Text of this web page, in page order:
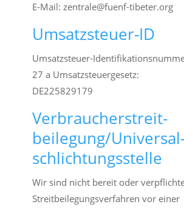
E-Mail: zentrale@fuenf-tibeter.org
Umsatzsteuer-ID
Umsatzsteuer-
27 a Umsatzsteuergesetz:
DE225829179
Verbraucher­streit­
beilegung/
schlichtungs­stelle
Wir sind nicht bereit oder
Streitbeilegungsverfahren vor einer